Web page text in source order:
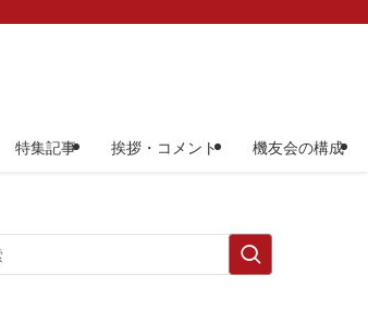
特集記事 挨拶・コメント 機友会の構成